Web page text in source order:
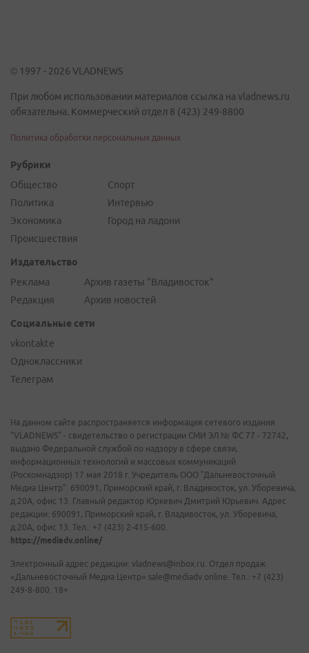
© 1997 - 2026 VLADNEWS
При любом использовании материалов ссылка на vladnews.ru
обязательна. Коммерческий отдел 8 (423) 249-8800
Политика обработки персональных данных
Рубрики
Общество
Политика
Экономика
Происшествия
Спорт
Интервью
Город на ладони
Издательство
Реклама
Редакция
Архив газеты "Владивосток"
Архив новостей
Социальные сети
vkontakte
Одноклассники
Телеграм
На данном сайте распространяется информация сетевого издания
"VLADNEWS" - свидетельство о регистрации СМИ ЭЛ № ФС 77 - 72742,
выдано Федеральной службой по надзору в сфере связи,
информационных технологий и массовых коммуникаций
(Роскомнадзор) 17 мая 2018 г. Учредитель ООО "Дальневосточный
Медиа Центр". 690091, Приморский край, г. Владивосток, ул. Уборевича,
д.20А, офис 13. Главный редактор Юркевич Дмитрий Юрьевич. Адрес
редакции: 690091, Приморский край, г. Владивосток, ул. Уборевича,
д.20А, офис 13. Тел.: +7 (423) 2-415-600.
https://mediadv.online/
Электронный адрес редакции: vladnews@inbox.ru. Отдел продаж
«Дальневосточный Медиа Центр» sale@mediadv.online. Тел.: +7 (423)
249-8-800. 18+